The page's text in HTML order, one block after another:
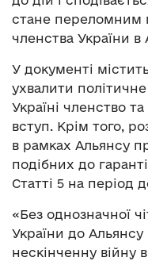
стане переломним
членства України в
У документі
ухвалити
Україні членство
вступ. Крім того,
в рамках Альянсу
подібних до
Статті 5 на період
«Без однозначної
України до
нескінченну війну